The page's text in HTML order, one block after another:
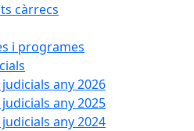
càrrecs
i programes
any 2026
any 2025
any 2024